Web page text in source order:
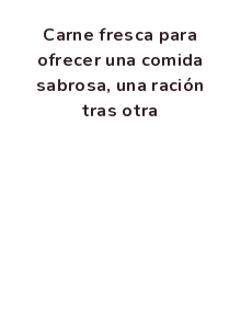
Carne fresca para
ofrecer una comida
sabrosa, una ración
tras otra